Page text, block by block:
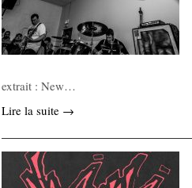
extrait : New…
Lire la suite →